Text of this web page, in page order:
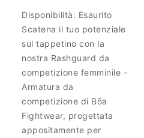
Disponibilità: Esaurito
Scatena il tuo potenziale
sul tappetino con la
nostra Rashguard da
competizione femminile -
Armatura da
competizione di Bōa
Fightwear, progettata
appositamente per